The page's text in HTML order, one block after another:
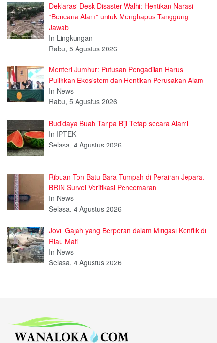
Deklarasi Desk Disaster Walhi: Hentikan Narasi
“Bencana Alam” untuk Menghapus Tanggung
Jawab
In Lingkungan
Rabu, 5 Agustus 2026
Menteri Jumhur: Putusan Pengadilan Harus
Pulihkan Ekosistem dan Hentikan Perusakan Alam
In News
Rabu, 5 Agustus 2026
Budidaya Buah Tanpa Biji Tetap secara Alami
In IPTEK
Selasa, 4 Agustus 2026
Ribuan Ton Batu Bara Tumpah di Perairan Jepara,
BRIN Survei Verifikasi Pencemaran
In News
Selasa, 4 Agustus 2026
Jovi, Gajah yang Berperan dalam Mitigasi Konflik di
Riau Mati
In News
Selasa, 4 Agustus 2026